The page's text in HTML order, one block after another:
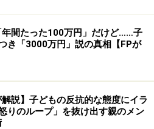
年間たった100万円」だけど……子
き「3000万円」説の真相【FPが
解説】子どもの反抗的な態度にイラ
りのループ」を抜け出す親のメン